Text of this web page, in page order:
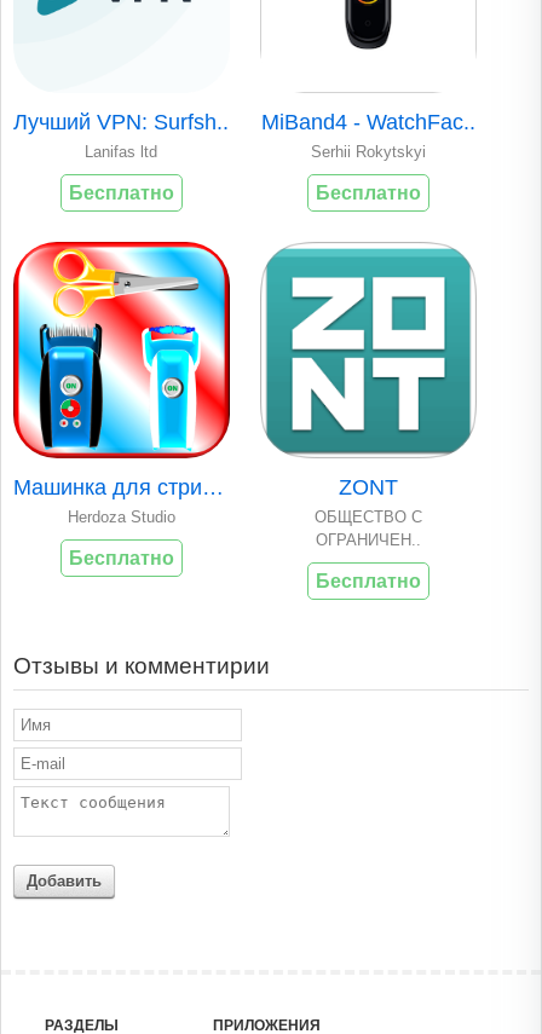
Лучший VPN: Surfsh..
Lanifas ltd
Бесплатно
MiBand4 - WatchFac..
Serhii Rokytskyi
Бесплатно
Машинка для стрижк..
Herdoza Studio
Бесплатно
ZONT
ОБЩЕСТВО С
ОГРАНИЧЕН..
Бесплатно
Отзывы и комментирии
Добавить
РАЗДЕЛЫ ПРИЛОЖЕНИЯ